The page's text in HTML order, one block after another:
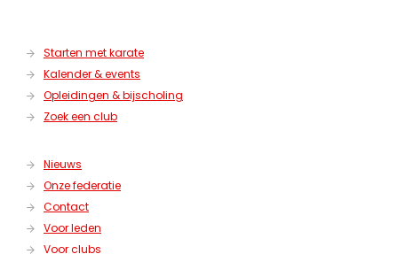
Starten met karate
Kalender & events
Opleidingen & bijscholing
Zoek een club
Nieuws
Onze federatie
Contact
Voor leden
Voor clubs